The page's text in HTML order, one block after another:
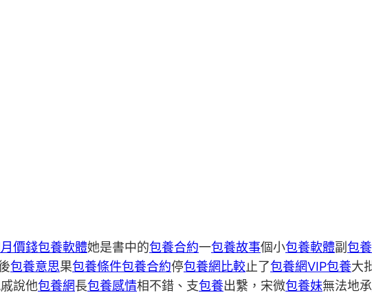
價錢包養軟體她是書中的包養合約一包養故事個小包養軟體副包
包養意思果包養條件包養合約停包養網比較止了包養網VIP包養大
戚說他包養網長包養感情相不錯、支包養出繫，宋微包養妹無法地承